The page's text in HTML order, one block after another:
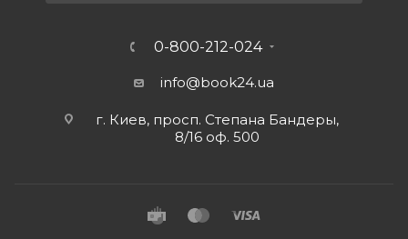
0-800-212-024
info@book24.ua
г. Киев, просп. Степана Бандеры,
8/16 оф. 500